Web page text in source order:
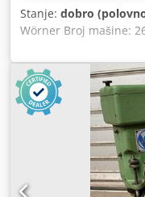
Stanje: dobro
Wörner Broj mašine:
bušenja: do 10 mm
bušilicu Opseg
Upef Rjck Hod: 70
240 x 220 mm
430 mm mm Ukupna
stezna glava za
kg Dimenzije sa
postolja stola: 560 x